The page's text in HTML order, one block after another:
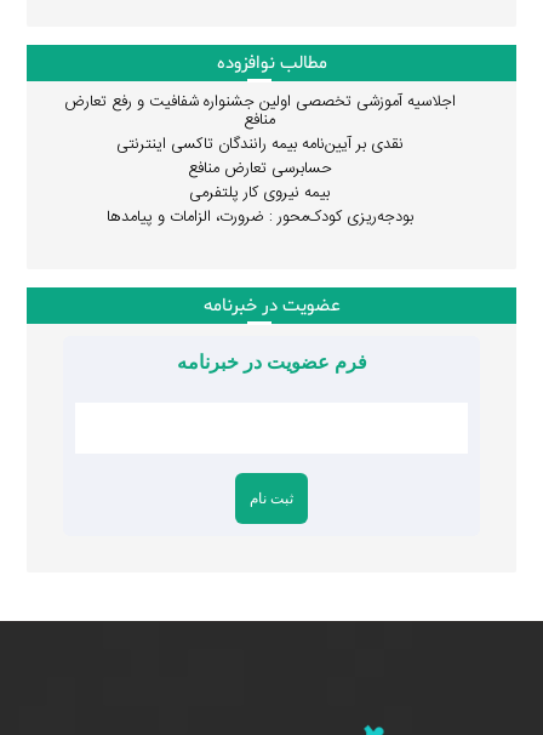
مطالب نوافزوده
اجلاسیه آموزشی تخصصی اولین جشنواره شفافیت و رفع تعارض
منافع
نقدی بر آیین‌نامه بیمه رانندگان تاکسی اینترنتی
حسابرسی تعارض منافع
بیمه نیروی کار پلتفرمی
بودجه‌ریزی کودک‌محور : ضرورت، الزامات و پیامدها
عضویت در خبرنامه
فرم عضویت در خبرنامه